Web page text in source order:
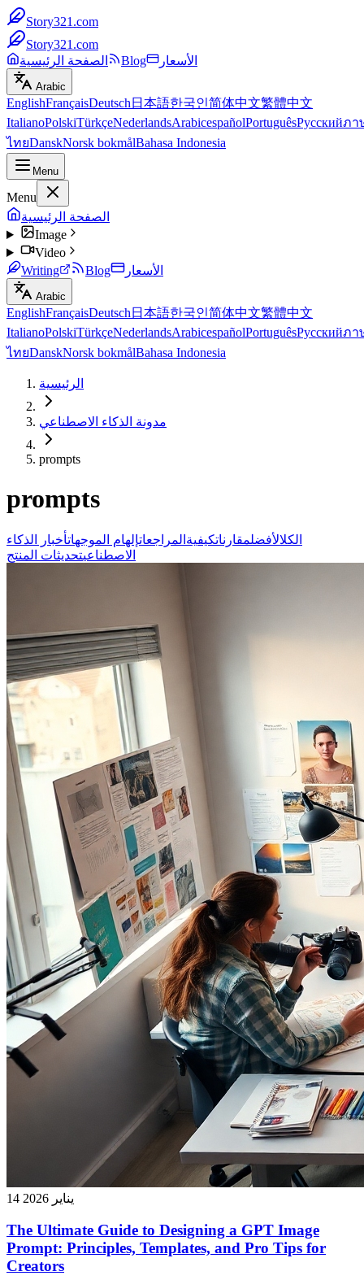
Story321.com
Story321.com
الصفحة الرئيسية
Blog الأسعار
Arabic
EnglishFrançaisDeutsch 日本語한국인简体中文繁體中文
ItalianoPolskiTürkçeNederlandsArabicespañolPortuguêsРусскийภา
ไทยDanskNorsk bokmålBahasa Indonesia
Menu
Menu
الصفحة الرئيسية
Image
Video
Writing
Blog الأسعار
Arabic
EnglishFrançaisDeutsch 日本語한국인简体中文繁體中文
ItalianoPolskiTürkçeNederlandsArabicespañolPortuguêsРусскийภา
ไทยDanskNorsk bokmålBahasa Indonesia
الرئيسية
مدونة الذكاء الاصطناعي
prompts
prompts
الكلالأفضلمقارناتكيفية المراجعاتإلهام الموجهاتأخبار الذكاء
الاصطناعيتحديثات المنتج
14 يناير 2026
The Ultimate Guide to Designing a GPT Image
Prompt: Principles, Templates, and Pro Tips for
Creators